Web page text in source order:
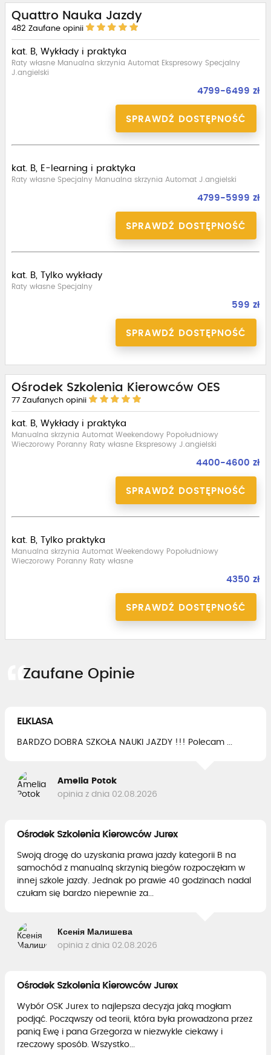
Quattro Nauka Jazdy
482 Zaufane opinii
kat. B, Wykłady i praktyka
Raty własne Manualna skrzynia Automat Ekspresowy Specjalny
J.angielski
4799-6499 zł
SPRAWDŹ DOSTĘPNOŚĆ
kat. B, E-learning i praktyka
Raty własne Specjalny Manualna skrzynia Automat J.angielski
4799-5999 zł
SPRAWDŹ DOSTĘPNOŚĆ
kat. B, Tylko wykłady
Raty własne Specjalny
599 zł
SPRAWDŹ DOSTĘPNOŚĆ
Ośrodek Szkolenia Kierowców OES
77 Zaufanych opinii
kat. B, Wykłady i praktyka
Manualna skrzynia Automat Weekendowy Popołudniowy
Wieczorowy Poranny Raty własne Ekspresowy J.angielski
4400-4600 zł
SPRAWDŹ DOSTĘPNOŚĆ
kat. B, Tylko praktyka
Manualna skrzynia Automat Weekendowy Popołudniowy
Wieczorowy Poranny Raty własne
4350 zł
SPRAWDŹ DOSTĘPNOŚĆ
Zaufane Opinie
ELKLASA
BARDZO DOBRA SZKOŁA NAUKI JAZDY !!! Polecam ...
Amelia Potok
opinia z dnia 02.08.2026
Ośrodek Szkolenia Kierowców Jurex
Swoją drogę do uzyskania prawa jazdy kategorii B na
samochód z manualną skrzynią biegów rozpoczęłam w
innej szkole jazdy. Jednak po prawie 40 godzinach nadal
czułam się bardzo niepewnie za...
Ксенія Малишева
opinia z dnia 02.08.2026
Ośrodek Szkolenia Kierowców Jurex
Wybór OSK Jurex to najlepsza decyzja jaką mogłam
podjąć. Począwszy od teorii, która była prowadzona przez
panią Ewę i pana Grzegorza w niezwykle ciekawy i
rzeczowy sposób. Wszystko...